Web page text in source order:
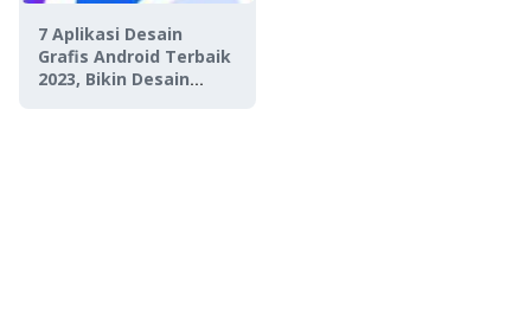
7 Aplikasi Desain
Grafis Android Terbaik
2023, Bikin Desain